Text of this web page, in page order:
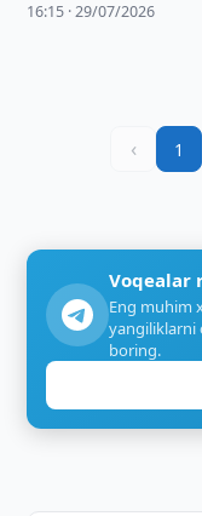
16:15 · 29/07/2026
‹ 1
Voqealar
Eng muhim
yangiliklarni
boring.